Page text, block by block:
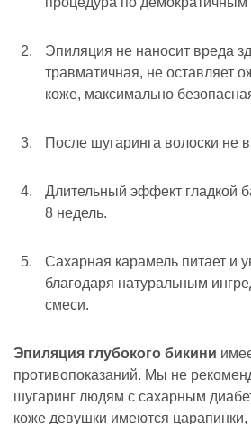
Эпиляция не наносит вреда
травматичная, не оставляет
коже, максимально
После шугаринга волоски не
Длительный эффект гладкой
8 недель.
Сахарная карамель питает и
благодаря натуральным
смеси.
Эпиляция глубокого бикини
противопоказаний. Мы не
шугаринг людям с сахарным
коже девушки имеются царапинки,